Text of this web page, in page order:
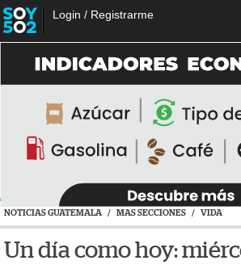
Login / Registrarme
NOTICIAS GUATEMALA / MAS SECCIONES / VIDA
Un día como hoy: